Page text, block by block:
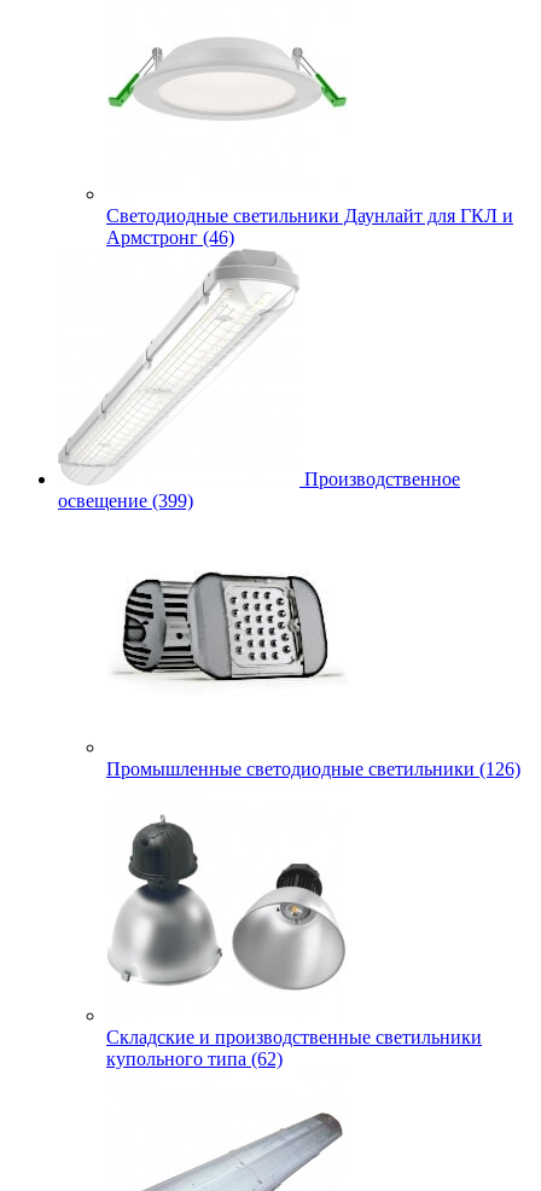
Cветодиодные светильники Даунлайт для ГКЛ и
Армстронг (46)
Производственное
освещение (399)
Промышленные светодиодные светильники (126)
Складские и производственные светильники
купольного типа (62)